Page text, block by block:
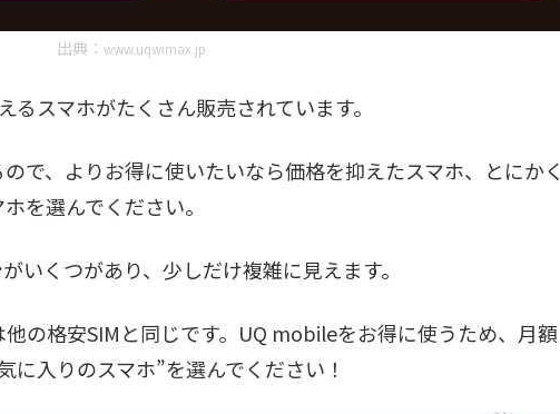
出典： www.uqwimax.jp
スマホがたくさん販売されています。
で、よりお得に使いたいなら価格を抑えたスマホ、とにかく
を選んでください。
いくつがあり、少しだけ複雑に見えます。
の格安SIMと同じです。UQ mobileをお得に使うため、月額
入りのスマホ”を選んでください！